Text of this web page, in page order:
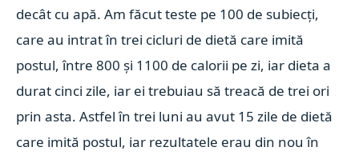
decât cu apă. Am făcut teste pe 100 de subiecți,
care au intrat în trei cicluri de dietă care imită
postul, între 800 și 1100 de calorii pe zi, iar dieta a
durat cinci zile, iar ei trebuiau să treacă de trei ori
prin asta. Astfel în trei luni au avut 15 zile de dietă
care imită postul, iar rezultatele erau din nou în